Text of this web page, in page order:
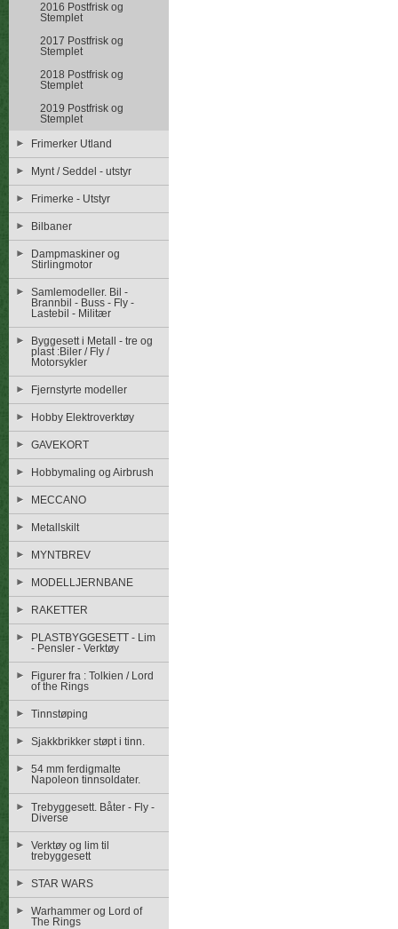
2016 Postfrisk og
Stemplet
2017 Postfrisk og
Stemplet
2018 Postfrisk og
Stemplet
2019 Postfrisk og
Stemplet
Frimerker Utland
Mynt / Seddel - utstyr
Frimerke - Utstyr
Bilbaner
Dampmaskiner og
Stirlingmotor
Samlemodeller. Bil -
Brannbil - Buss - Fly -
Lastebil - Militær
Byggesett i Metall - tre og
plast :Biler / Fly /
Motorsykler
Fjernstyrte modeller
Hobby Elektroverktøy
GAVEKORT
Hobbymaling og Airbrush
MECCANO
Metallskilt
MYNTBREV
MODELLJERNBANE
RAKETTER
PLASTBYGGESETT - Lim
- Pensler - Verktøy
Figurer fra : Tolkien / Lord
of the Rings
Tinnstøping
Sjakkbrikker støpt i tinn.
54 mm ferdigmalte
Napoleon tinnsoldater.
Trebyggesett. Båter - Fly -
Diverse
Verktøy og lim til
trebyggesett
STAR WARS
Warhammer og Lord of
The Rings